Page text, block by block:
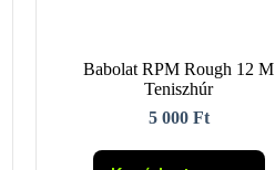
Babolat RPM Rough 12 M
Teniszhúr
5 000 Ft